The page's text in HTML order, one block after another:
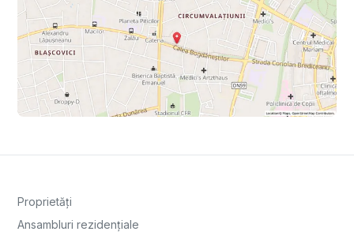
Proprietăți
Ansambluri rezidențiale